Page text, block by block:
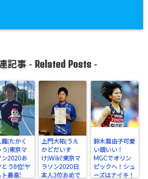
記事 - Related Posts-
(たかく
う)東京マ
ン2020お
とう8位!ヤ
ト最高!
上門大祐(うえ
かどだいす
け)Wiki!東京マ
ラソン2020日
本人3位おめで
鈴木亜由子可愛
い頭いい！
MGCでオリン
ピックへ！シュ
ーズはナイキ！